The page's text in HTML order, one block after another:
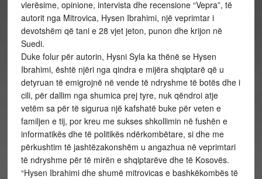
vlerësime, opinione, intervista dhe recensione “Vepra”, të
autorit nga Mitrovica, Hysen Ibrahimi, një veprimtar i
devotshëm që tani e 28 vjet jeton, punon dhe krijon në
Suedi.
Duke folur për autorin, Hysni Syla ka thënë se Hysen
Ibrahimi, është njëri nga qindra e mijëra shqiptarë që u
detyruan të emigrojnë në vende të ndryshme të botës dhe i
cili, për dallim nga shumica prej tyre, nuk qëndroi atje
vetëm sa për të sigurua një kafshatë buke për veten e
familjen e tij, por kreu me sukses shkollimin në fushën e
informatikës dhe të politikës ndërkombëtare, si dhe me
përkushtim të jashtëzakonshëm u angazhua në veprimtari
të ndryshme për të mirën e shqiptarëve dhe të Kosovës.
“Hysen Ibrahimi dhe shumë mitrovicas e bashkëkombës të